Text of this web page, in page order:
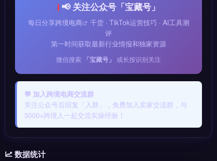
📢 关注公众号「宝藏号」
每日分享跨境电商
干货 · TikTok运营技巧 · AI工具测
评
第一时间获取最新行业情报和独家资源
微信搜索 「宝藏号」 或长按识别关注
💬 加入跨境电商交流群
关注公众号后回复「入群」，免费加入卖家交流群，与
3000+跨境人一起交流实操经验！
数据统计